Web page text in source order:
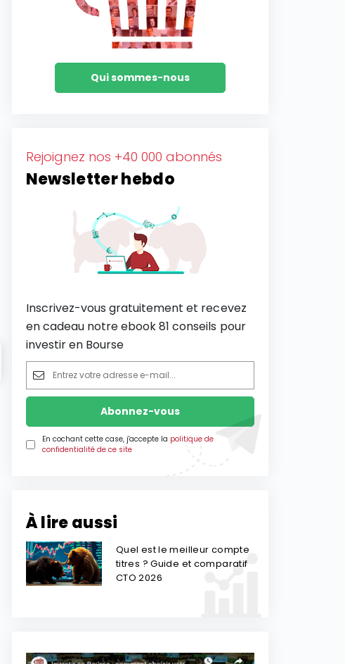
Qui sommes-nous
Rejoignez nos +40 000 abonnés
Newsletter hebdo
Inscrivez-vous gratuitement et recevez
en cadeau notre ebook 81 conseils pour
investir en Bourse
En cochant cette case, j'accepte la politique de
confidentialité de ce site
À lire aussi
Quel est le meilleur compte
titres ? Guide et comparatif
CTO 2026